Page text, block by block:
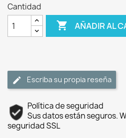
Cantidad
 AÑADIR AL
Escriba su propia reseña
Política de seguridad
Sus datos están seguros.
seguridad SSL